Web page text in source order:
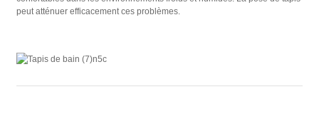
peut atténuer efficacement ces problèmes.